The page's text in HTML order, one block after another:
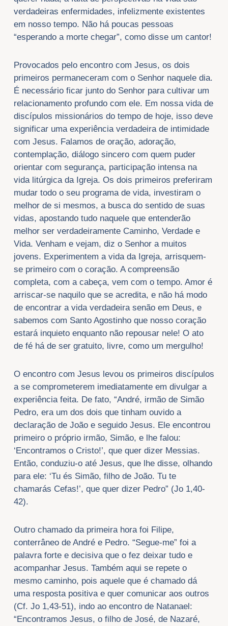
verdadeiras enfermidades, infelizmente existentes
em nosso tempo. Não há poucas pessoas
“esperando a morte chegar”, como disse um cantor!
Provocados pelo encontro com Jesus, os dois
primeiros permaneceram com o Senhor naquele dia.
É necessário ficar junto do Senhor para cultivar um
relacionamento profundo com ele. Em nossa vida de
discípulos missionários do tempo de hoje, isso deve
significar uma experiência verdadeira de intimidade
com Jesus. Falamos de oração, adoração,
contemplação, diálogo sincero com quem puder
orientar com segurança, participação intensa na
vida litúrgica da Igreja. Os dois primeiros preferiram
mudar todo o seu programa de vida, investiram o
melhor de si mesmos, a busca do sentido de suas
vidas, apostando tudo naquele que entenderão
melhor ser verdadeiramente Caminho, Verdade e
Vida. Venham e vejam, diz o Senhor a muitos
jovens. Experimentem a vida da Igreja, arrisquem-
se primeiro com o coração. A compreensão
completa, com a cabeça, vem com o tempo. Amor é
arriscar-se naquilo que se acredita, e não há modo
de encontrar a vida verdadeira senão em Deus, e
sabemos com Santo Agostinho que nosso coração
estará inquieto enquanto não repousar nele! O ato
de fé há de ser gratuito, livre, como um mergulho!
O encontro com Jesus levou os primeiros discípulos
a se comprometerem imediatamente em divulgar a
experiência feita. De fato, “André, irmão de Simão
Pedro, era um dos dois que tinham ouvido a
declaração de João e seguido Jesus. Ele encontrou
primeiro o próprio irmão, Simão, e lhe falou:
‘Encontramos o Cristo!’, que quer dizer Messias.
Então, conduziu-o até Jesus, que lhe disse, olhando
para ele: ‘Tu és Simão, filho de João. Tu te
chamarás Cefas!’, que quer dizer Pedro” (Jo 1,40-
42).
Outro chamado da primeira hora foi Filipe,
conterrâneo de André e Pedro. “Segue-me” foi a
palavra forte e decisiva que o fez deixar tudo e
acompanhar Jesus. Também aqui se repete o
mesmo caminho, pois aquele que é chamado dá
uma resposta positiva e quer comunicar aos outros
(Cf. Jo 1,43-51), indo ao encontro de Natanael:
“Encontramos Jesus, o filho de José, de Nazaré,